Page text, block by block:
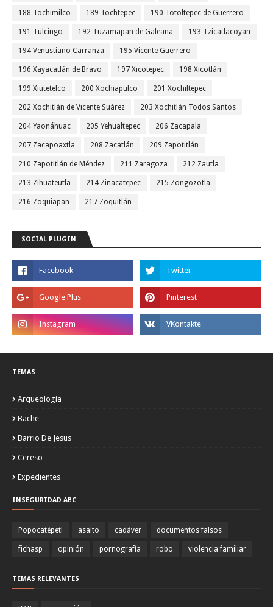
188 Tochimilco 189 Tochtepec 190 Totoltepec de Guerrero
191 Tulcingo 192 Tuzamapan de Galeana 193 Tzicatlacoyan
194 Venustiano Carranza 195 Vicente Guerrero
196 Xayacatlán de Bravo 197 Xicotepec 198 Xicotlán
199 Xiutetelco 200 Xochiapulco 201 Xochiltepec
202 Xochitlán de Vicente Suárez 203 Xochitlán Todos Santos
204 Yaonáhuac 205 Yehualtepec 206 Zacapala
207 Zacapoaxtla 208 Zacatlán 209 Zapotitlán
210 Zapotitlán de Méndez 211 Zaragoza 212 Zautla
213 Zihuateutla 214 Zinacatepec 215 Zongozotla
216 Zoquiapan 217 Zoquitlán
SOCIAL PLUGIN
TEMAS
Arqueología
Bache
Barrio De Jesus
Cereso
Expedientes
INSEGURIDAD ABC
Popocatépetl asalto cadáver documentos falsos
fichasp opinión pornografía robo violencia familiar
TEMAS RELEVANTES